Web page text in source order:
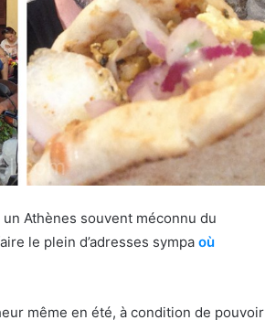
un Athènes souvent méconnu du
le plein d’adresses sympa où
même en été, à condition de pouvoir